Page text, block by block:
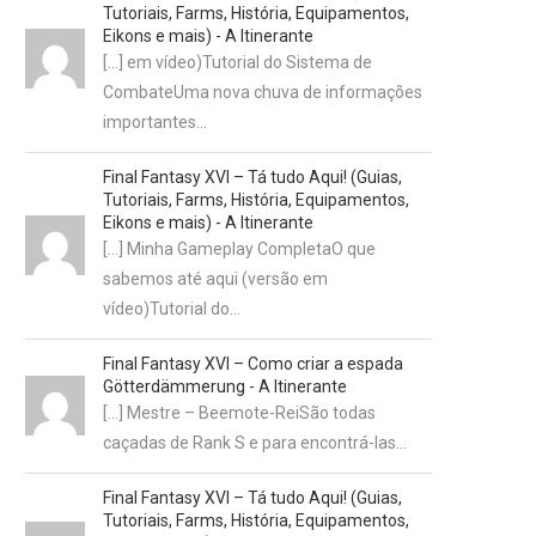
Tutoriais, Farms, História, Equipamentos,
Eikons e mais) - A Itinerante
[…] em vídeo)Tutorial do Sistema de
CombateUma nova chuva de informações
importantes…
Final Fantasy XVI – Tá tudo Aqui! (Guias,
Tutoriais, Farms, História, Equipamentos,
Eikons e mais) - A Itinerante
[…] Minha Gameplay CompletaO que
sabemos até aqui (versão em
vídeo)Tutorial do…
Final Fantasy XVI – Como criar a espada
Götterdämmerung - A Itinerante
[…] Mestre – Beemote-ReiSão todas
caçadas de Rank S e para encontrá-las…
Final Fantasy XVI – Tá tudo Aqui! (Guias,
Tutoriais, Farms, História, Equipamentos,